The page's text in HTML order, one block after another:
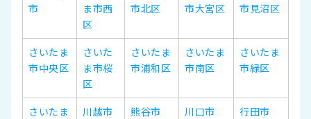
市
ま市西
区
市北区
市大宮区
市見沼区
さいたま
市中央区
さいた
ま市桜
区
さいたま
市浦和区
さいたま
市南区
さいたま
市緑区
さいたま
川越市 熊谷市 川口市 行田市